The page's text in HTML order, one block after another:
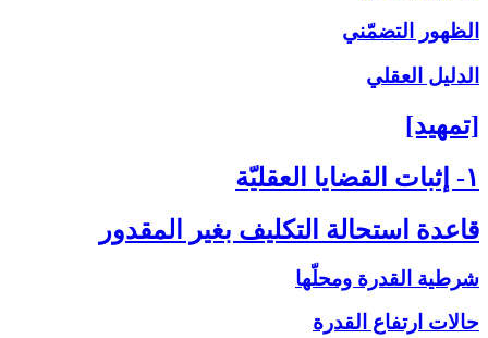
الظهور التضمّني
الدليل العقلي
[تمهيد]
۱- إثبات القضايا العقليّة
قاعدة استحالة التكليف بغير المقدور
شرطية القدرة ومحلّها
حالات ارتفاع القدرة